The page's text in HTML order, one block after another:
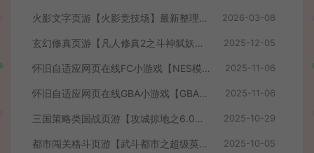
火影文字页游【火影竞技场】最新整理WIN系服务端+管理后台+详细搭建教程 2026-03-08
玄幻修真页游【凡人修真2之斗神弑妖】最新整理WIN系服务端+GM工具+详细搭建教程+外网教程 2025-12-05
怀旧自适应网页在线FC小游戏【NES模拟器】最新整理WIN系服务端+Linux手工服务端+管理后台+支持手柄+存档 2025-11-06
怀旧自适应网页在线GBA小游戏【GBA模拟器】最新整理WIN系服务端+Linux手工服务端+管理后台+支持手柄+存档 2025-11-06
三国策略类国战页游【攻城掠地之6.0东吴大帝版】最新整理WIN系服务端+管理后台+详细外网教程 2025-10-29
都市闯关格斗页游【武斗都市之超级英雄】最新整理Win系服务端+货币修改教程+详细外网搭建教程 2025-10-05